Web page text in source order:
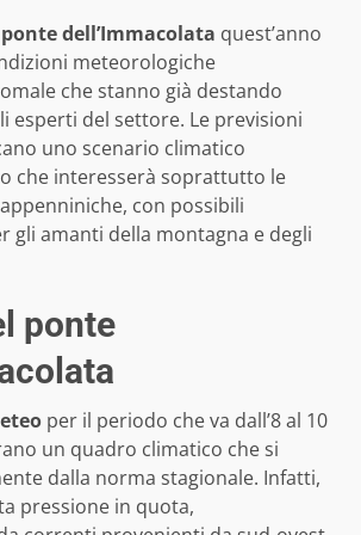
ponte dell’Immacolata quest’anno
meteorologiche
che stanno già destando
esperti del settore. Le previsioni
uno scenario climatico
che interesserà soprattutto le
con possibili
gli amanti della montagna e degli
ponte
per il periodo che va dall’8 al 10
un quadro climatico che si
dalla norma stagionale. Infatti,
pressione in quota,